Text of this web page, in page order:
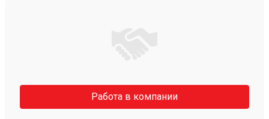
Работа в компании